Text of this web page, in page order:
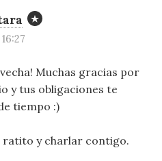
Muchas gracias por
y tus obligaciones te
tiempo :)
ratito y charlar contigo.